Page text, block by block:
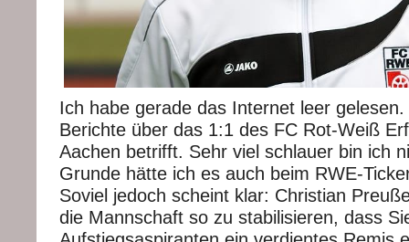
Ich habe gerade das Internet leer
Berichte über das 1:1 des FC Rot-Weiß
Aachen betrifft. Sehr viel schlauer bin ich
Grunde hätte ich es auch beim RWE-
Soviel jedoch scheint klar: Christian
die Mannschaft so zu stabilisieren, dass